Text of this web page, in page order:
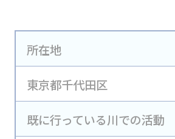
所在地
東京都千代田区
既に行っている川での活動